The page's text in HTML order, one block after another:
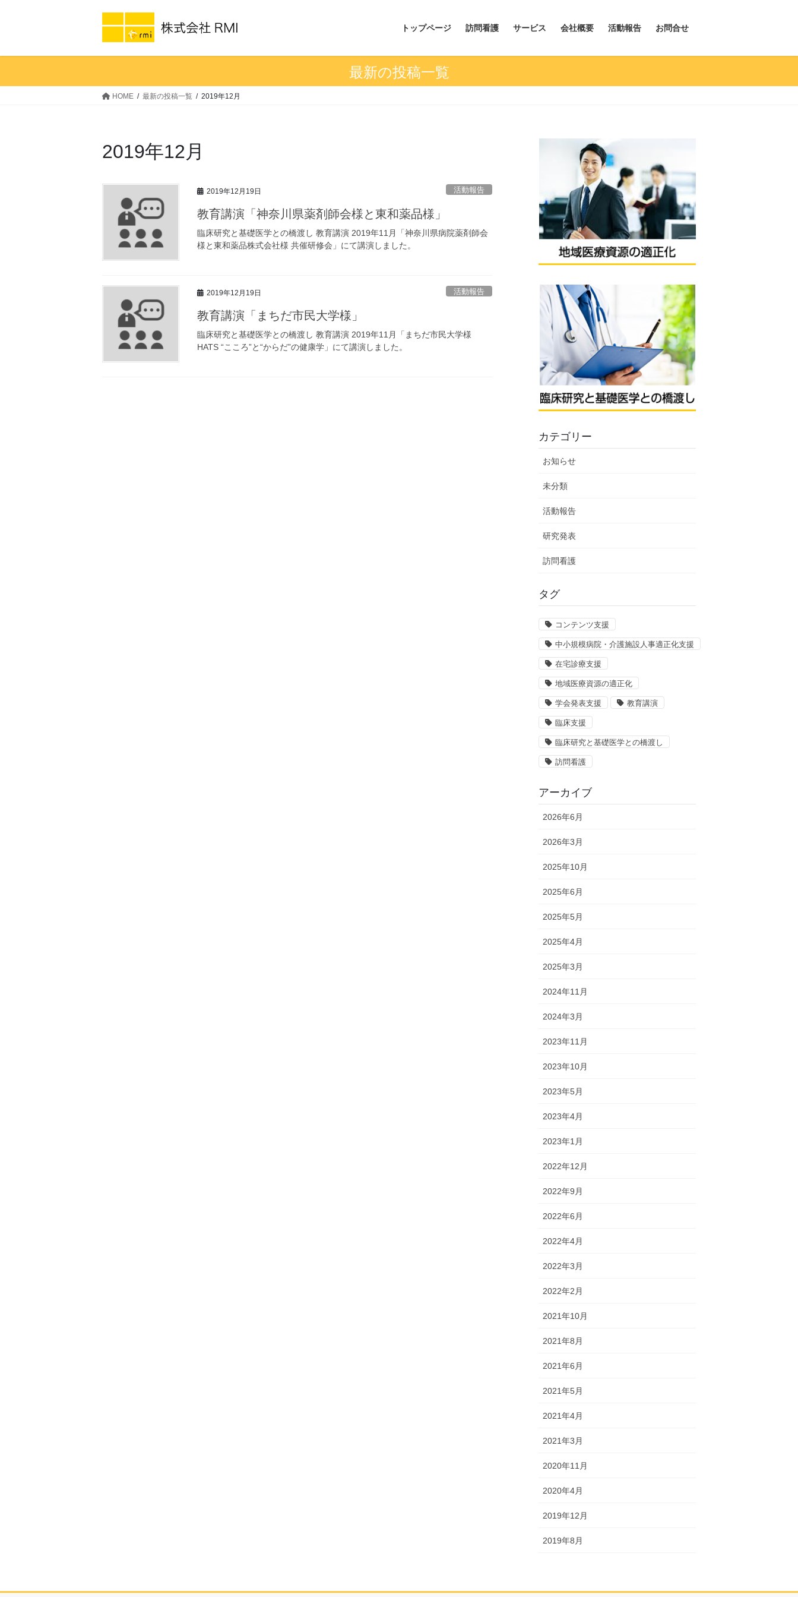
トップページ 訪問看護 サービス 会社概要 活動報告 お問合せ
最新の投稿一覧
HOME 最新の投稿一覧 2019年12月
2019年12月
2019年12月19日 活動報告
教育講演「神奈川県薬剤師会様と東和薬品様」
臨床研究と基礎医学との橋渡し 教育講演 2019年11月「神奈川県病院薬剤師会
様と東和薬品株式会社様 共催研修会」にて講演しました。
2019年12月19日 活動報告
教育講演「まちだ市民大学様」
臨床研究と基礎医学との橋渡し 教育講演 2019年11月「まちだ市民大学様
HATS “こころ”と“からだ”の健康学」にて講演しました。
カテゴリー
お知らせ
未分類
活動報告
研究発表
訪問看護
タグ
コンテンツ支援
中小規模病院・介護施設人事適正化支援
在宅診療支援
地域医療資源の適正化
学会発表支援 教育講演
臨床支援
臨床研究と基礎医学との橋渡し
訪問看護
アーカイブ
2026年6月
2026年3月
2025年10月
2025年6月
2025年5月
2025年4月
2025年3月
2024年11月
2024年3月
2023年11月
2023年10月
2023年5月
2023年4月
2023年1月
2022年12月
2022年9月
2022年6月
2022年4月
2022年3月
2022年2月
2021年10月
2021年8月
2021年6月
2021年5月
2021年4月
2021年3月
2020年11月
2020年4月
2019年12月
2019年8月